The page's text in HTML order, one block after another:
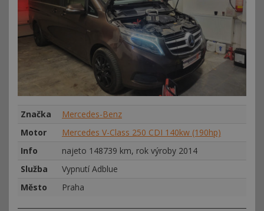
Značka
Mercedes-Benz
Motor
Mercedes V-Class 250 CDI 140kw (190hp)
Info
najeto 148739 km, rok výroby 2014
Služba
Vypnutí Adblue
Město
Praha